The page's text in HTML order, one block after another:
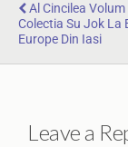
Al Cincilea Volum
Colectia Su Jok La
Europe Din Iasi
Leave a